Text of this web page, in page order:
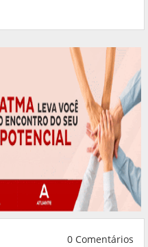
0 Comentários